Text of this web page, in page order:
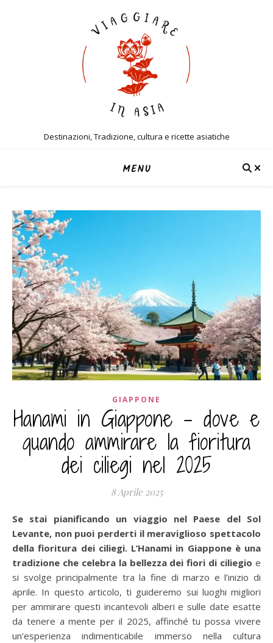
Destinazioni, Tradizione, cultura e ricette asiatiche
MENU
GIAPPONE
Hanami in Giappone – dove e
quando ammirare la fioritura
dei ciliegi nel 2025
8 Aprile 2025
Se stai pianificando un viaggio nel Paese del Sol
Levante, non puoi perderti il meraviglioso spettacolo
della fioritura dei ciliegi. L’Hanami in Giappone è una
tradizione che celebra la bellezza dei fiori di ciliegio e
si svolge principalmente tra la fine di marzo e l’inizio di
aprile. In questo articolo, ti guideremo sui luoghi migliori
per ammirare questi incantevoli alberi e sulle date esatte
da tenere a mente per il 2025, affinché tu possa vivere
un’esperienza indimenticabile immerso nella cultura